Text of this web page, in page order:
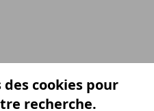
cookies pour
recherche.